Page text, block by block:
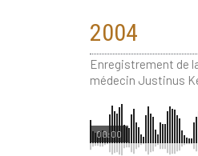
2004
Enregistrement de
médecin Justinus
00:00